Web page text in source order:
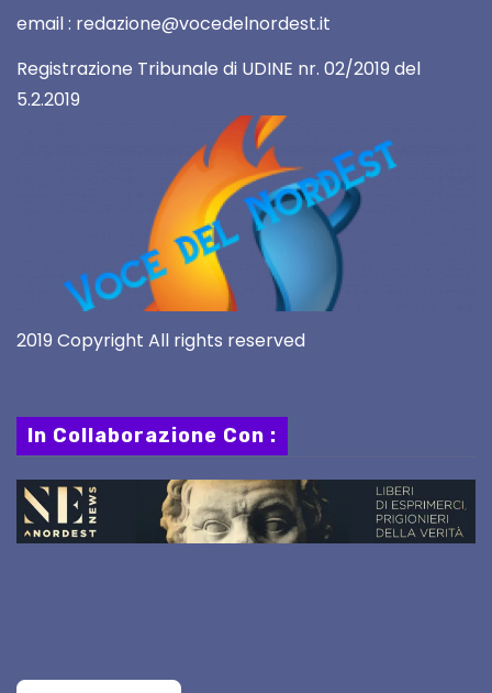
email : redazione@vocedelnordest.it
Registrazione Tribunale di UDINE nr. 02/2019 del
5.2.2019
2019 Copyright All rights reserved
In Collaborazione Con :